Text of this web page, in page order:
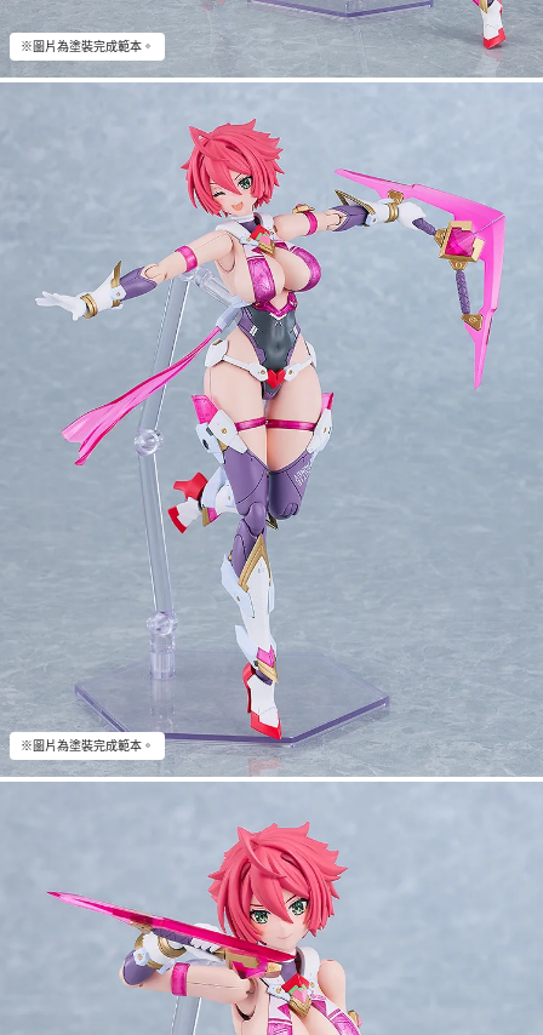
※圖片為塗裝完成範本。
※圖片為塗裝完成範本。